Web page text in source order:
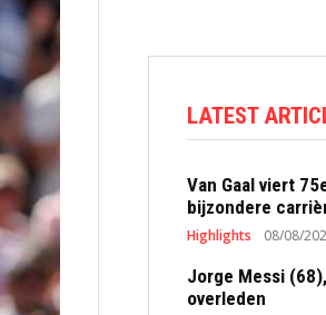
LATEST
Van Gaal viert
bijzondere
Highlights 08/08/
Jorge Messi
overleden